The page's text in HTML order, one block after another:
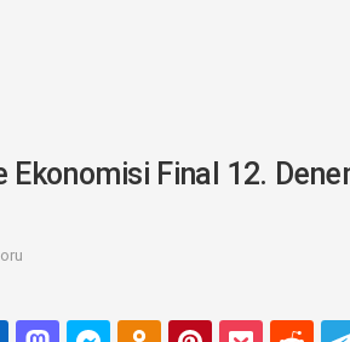
Ekonomisi Final 12.